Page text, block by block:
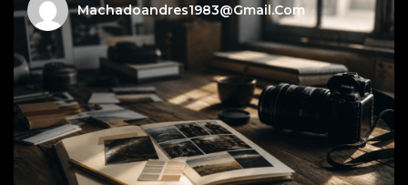
Machadoandres1983@gmail.com